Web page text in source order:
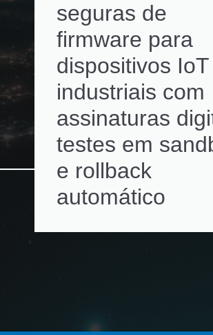
seguras de
firmware para
dispositivos IoT
industriais com
assinaturas
testes em
e rollback
automático